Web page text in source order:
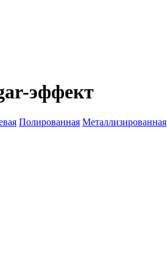
эффект
Полированная Металлизированная